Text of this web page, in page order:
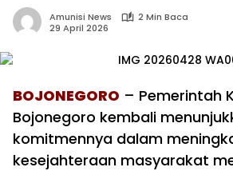
Amunisi News
2 Min Baca
29 April 2026
BOJONEGORO – Pemerintah
Bojonegoro kembali
komitmennya dalam
kesejahteraan masyarakat